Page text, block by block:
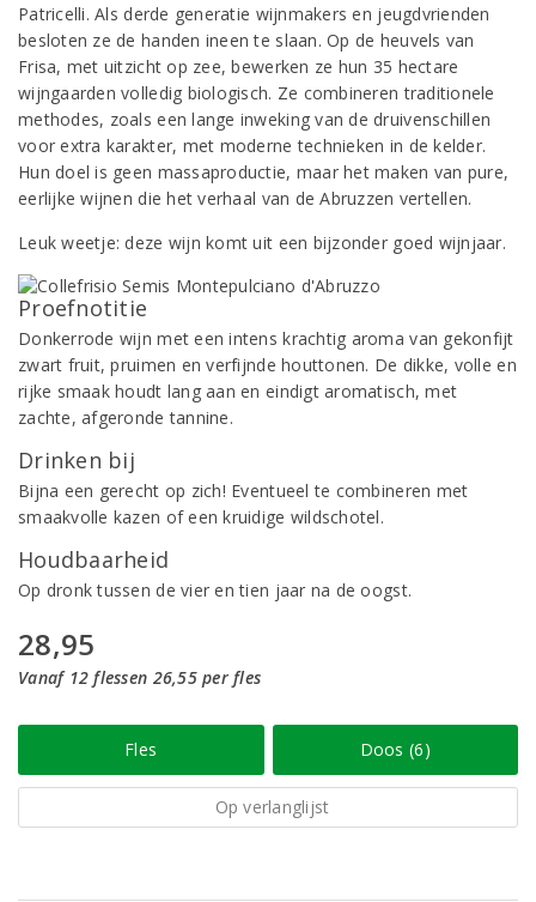
Patricelli. Als derde generatie wijnmakers en jeugdvrienden
besloten ze de handen ineen te slaan. Op de heuvels van
Frisa, met uitzicht op zee, bewerken ze hun 35 hectare
wijngaarden volledig biologisch. Ze combineren traditionele
methodes, zoals een lange inweking van de druivenschillen
voor extra karakter, met moderne technieken in de kelder.
Hun doel is geen massaproductie, maar het maken van pure,
eerlijke wijnen die het verhaal van de Abruzzen vertellen.
Leuk weetje: deze wijn komt uit een bijzonder goed wijnjaar.
Proefnotitie
Donkerrode wijn met een intens krachtig aroma van gekonfijt
zwart fruit, pruimen en verfijnde houttonen. De dikke, volle en
rijke smaak houdt lang aan en eindigt aromatisch, met
zachte, afgeronde tannine.
Drinken bij
Bijna een gerecht op zich! Eventueel te combineren met
smaakvolle kazen of een kruidige wildschotel.
Houdbaarheid
Op dronk tussen de vier en tien jaar na de oogst.
28,95
Vanaf 12 flessen 26,55 per fles
Fles Doos (6)
Op verlanglijst